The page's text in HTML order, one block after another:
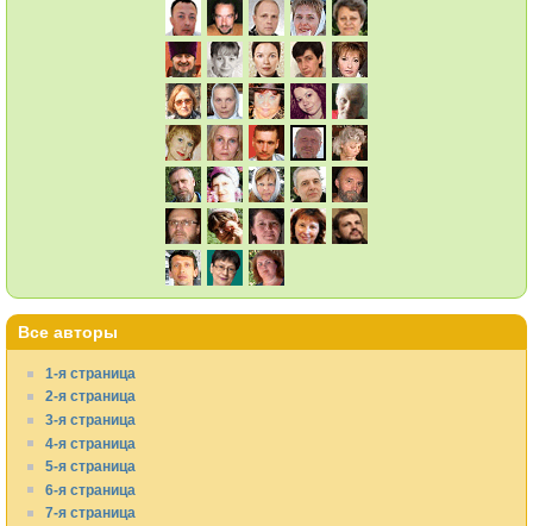
Все авторы
1-я страница
2-я страница
3-я страница
4-я страница
5-я страница
6-я страница
7-я страница